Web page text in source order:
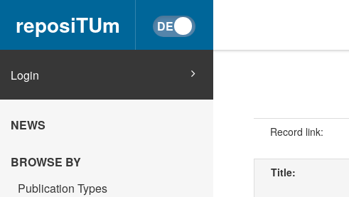
reposiTUm
Login
NEWS
BROWSE BY
Publication Types
Record link:
Title: